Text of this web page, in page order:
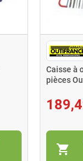
Caisse à
pièces
shopping_cart